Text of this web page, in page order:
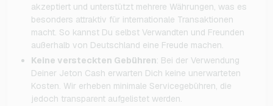
akzeptiert und unterstützt mehrere Währungen, was es
besonders attraktiv für internationale Transaktionen
macht. So kannst Du selbst Verwandten und Freunden
außerhalb von Deutschland eine Freude machen.
Keine versteckten Gebühren: Bei der Verwendung
Deiner Jeton Cash erwarten Dich keine unerwarteten
Kosten. Wir erheben minimale Servicegebühren, die
jedoch transparent aufgelistet werden.